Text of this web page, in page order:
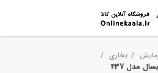
بخاری
مدل 437